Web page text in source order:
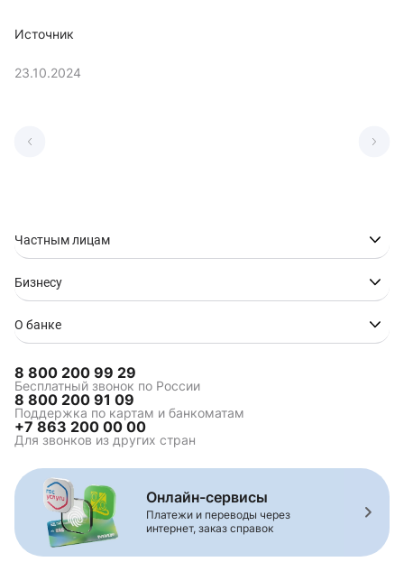
Источник
23.10.2024
Частным лицам
Бизнесу
О банке
8 800 200 99 29
Бесплатный звонок по России
8 800 200 91 09
Поддержка по картам и банкоматам
+7 863 200 00 00
Для звонков из других стран
Онлайн-сервисы
Платежи и переводы через
интернет, заказ справок